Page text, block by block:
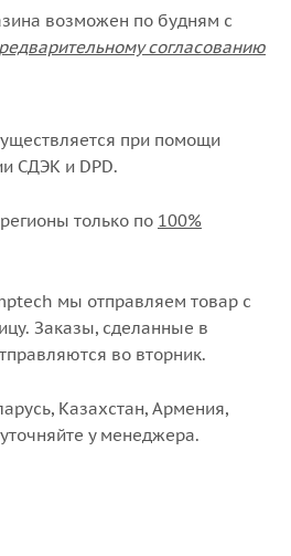
возможен по будням с
согласованию
при помощи
СДЭК и DPD.
только по 100%
мы отправляем товар с
Заказы, сделанные в
во вторник.
Казахстан, Армения,
у менеджера.